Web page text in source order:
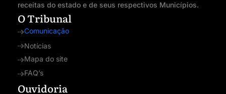
receitas do estado e de seus respectivos Municípios.
O Tribunal
Comunicação
Notícias
Mapa do site
FAQ’s
Ouvidoria